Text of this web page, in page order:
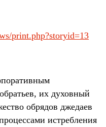
print.php?storyid=13
их духовный
обрядов джедаев
истребления